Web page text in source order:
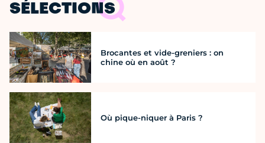
SÉLECTIONS
Brocantes et vide-greniers : on
chine où en août ?
Où pique-niquer à Paris ?